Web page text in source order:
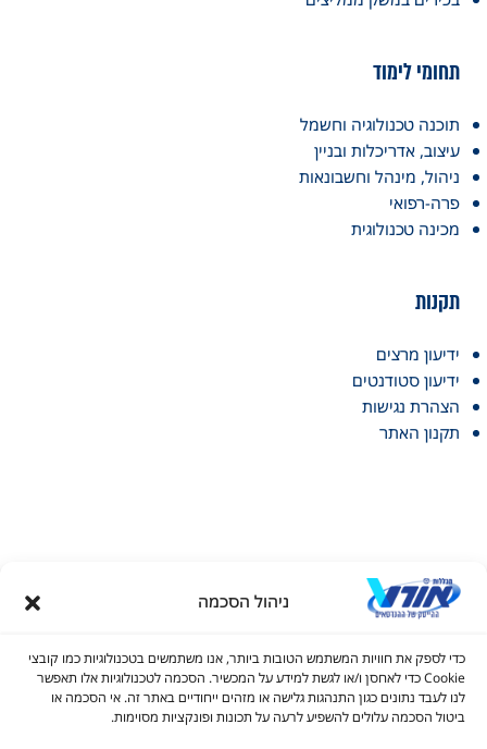
ניהול הסכמה
כדי לספק את חוויות המשתמש הטובות ביותר, אנו משתמשים בטכנולוגיות כמו קובצי
Cookie כדי לאחסן ו/או לגשת למידע על המכשיר. הסכמה לטכנולוגיות אלו תאפשר
לנו לעבד נתונים כגון התנהגות גלישה או מזהים ייחודיים באתר זה. אי הסכמה או
ביטול הסכמה עלולים להשפיע לרעה על תכונות ופונקציות מסוימות.
תחומי לימוד
תוכנה טכנולוגיה וחשמל
עיצוב, אדריכלות ובניין
ניהול, מינהל וחשבונאות
פרה-רפואי
מכינה טכנולוגית
תקנות
ידיעון מרצים
ידיעון סטודנטים
הצהרת נגישות
תקנון האתר
© כל הזכויות שמורות למכללות אורט 2026
טקסט
טקסט